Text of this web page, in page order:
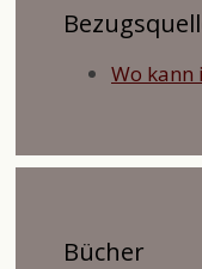
Wo kann
Bücher